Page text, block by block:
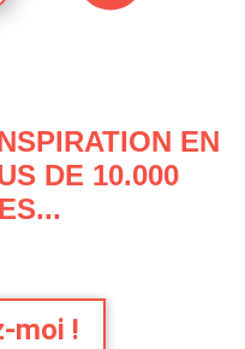
EN
DE 10.000
moi !